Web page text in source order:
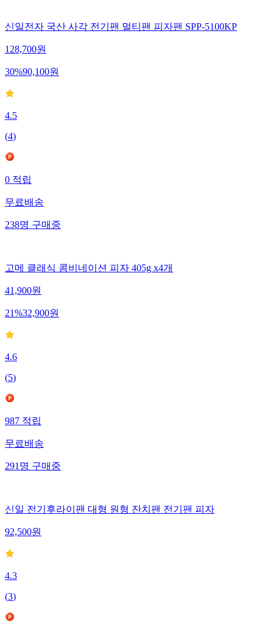
신일전자 국산 사각 전기팬 멀티팬 피자팬 SPP-5100KP
128,700원
30%90,100원
4.5
(4)
0적립
무료배송
238명구매중
고메 클래식 콤비네이션 피자 405g x4개
41,900원
21%32,900원
4.6
(5)
987적립
무료배송
291명구매중
신일 전기후라이팬 대형 원형 잔치팬 전기팬 피자
92,500원
4.3
(3)